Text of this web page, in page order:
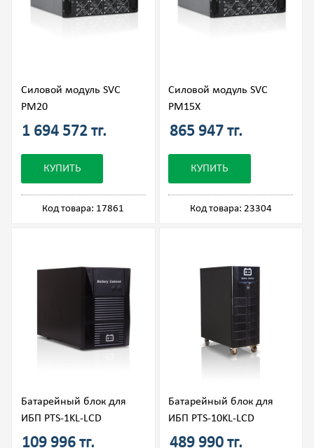
Силовой модуль SVC
PM20
1 694 572 тг.
КУПИТЬ
Код товара: 17861
Силовой модуль SVC
PM15X
865 947 тг.
КУПИТЬ
Код товара: 23304
Батарейный блок для
ИБП PTS-1KL-LCD
109 996 тг.
Батарейный блок для
ИБП PTS-10KL-LCD
489 990 тг.